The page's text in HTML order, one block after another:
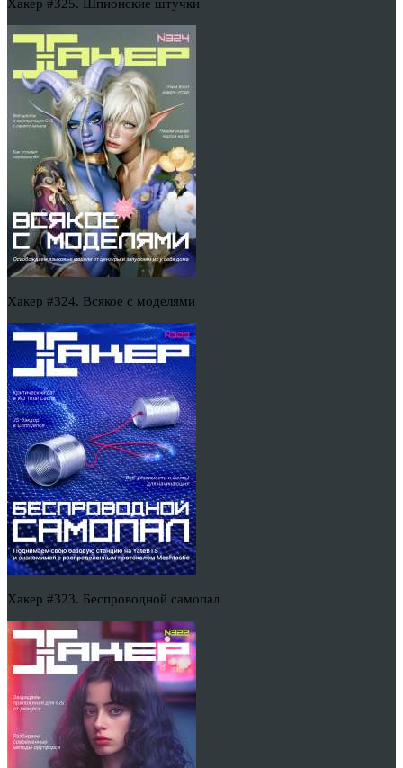
Хакер #325. Шпионские штучки
Хакер #324. Всякое с моделями
Хакер #323. Беспроводной самопал